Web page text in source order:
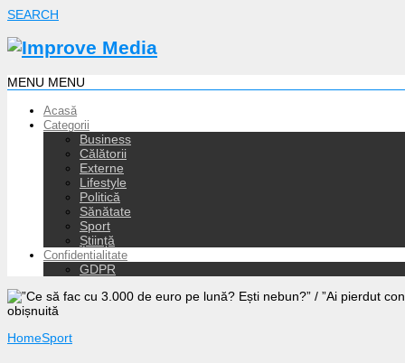
SEARCH
MENU MENU
Acasă
Categorii
Business
Călătorii
Externe
Lifestyle
Politică
Sănătate
Sport
Știință
Confidentialitate
GDPR
HomeSport